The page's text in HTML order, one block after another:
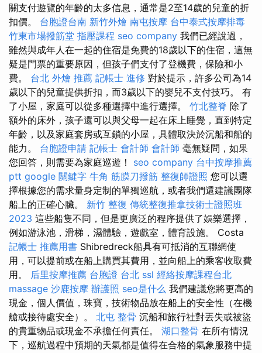
關支付遊覽的年齡的太多信息，通常是2至14歲的兒童的折
扣價。 台胞證台南 新竹外燴 南屯按摩 台中泰式按摩排毒
竹東市場撥筋堂 指壓課程 seo company 我們已經說過，
雖然與成年人在一起的住宿是免費的18歲以下的住宿，這無
疑是門票的重要原因，但孩子們支付了登機費，保險和小
費。 台北 外燴 推薦 記帳士 進修 對於提示，許多公司為14
歲以下的兒童提供折扣，而3歲以下的嬰兒不支付技巧。 有
了小屋，家庭可以從多種選擇中進行選擇。 竹北整脊 除了
額外的床外，孩子還可以與父母一起在床上睡覺，直到特定
年齡，以及家庭套房或互鎖的小屋，具體取決於沉船和船的
能力。 台胞證申請 記帳士 會計師 會計師 毫無疑問，如果
您回答，則需要為家庭巡遊！ seo company 台中按摩推薦
ptt google 關鍵字 牛角 筋膜刀撥筋 整復師證照 您可以選
擇根據您的需求量身定制的單獨巡航，或者我們還建議團隊
船上的正確心臟。 新竹 整復 傳統整復推拿技術士證照班
2023 這些船隻不同，但是更廣泛的程序提供了娛樂選擇，
例如游泳池，滑梯，濕體驗，遊戲室，體育設施。 Costa
記帳士 推薦用書 Shibredreck船具有可抵消的互聯網使
用，可以提前或在船上購買其費用，並向船上的乘客收取費
用。 后里按摩推薦 台胞證 台北 ssl 經絡按摩課程台北
massage 沙鹿按摩 辦護照 seo是什么 我們建議您將更高的
現金，個人價值，珠寶，技術物品放在船上的安全性（在機
艙或接待處安全）。 北屯 整骨 沉船和旅行社對丟失或被盜
的貴重物品或現金不承擔任何責任。 湖口整骨 在所有情況
下，巡航過程中預期的天氣都是值得在合格的氣象服務中提